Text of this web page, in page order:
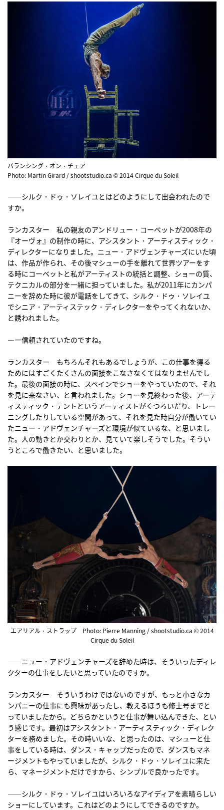
バランシング・オン・チェア
Photo: Martin Girard / shootstudio.ca © 2014 Cirque du Soleil
――シルク・ドゥ・ソレイユとはどのようにして出会われたので
すか。
ランカスター 私の親友のアンドリュー・コーベットが2008年の
『オーヴォ』の制作の時に、アシスタント・アーティスティック・
ディレクターになりました。ニュー・アドヴェンチャーズにいた頃
は、作品が作られ、その後マシューの手を離れて世界ツアーをす
る時にコーベットと私がアーティストの統括と調整、ショーの質、
テクニカルの部分を一緒に担っていました。私が2011年にカンパ
ニーを辞めた時に彼が電話をしてきて、シルク・ドゥ・ソレイユ
でシニア・アーティステック・ディレクターをやってくれないか、
と誘われました。
―ー信頼されていたのですね。
ランカスター もちろんそれもあるでしょうが、この仕事を得る
ためにはすごくたくさんの面接をこなさなくてはなりませんでし
た。最後の面接の時に、スペインでショーをやっていたので、それ
を見に来なさい、と言われました。ショーを見終わった後、アーテ
ィスティック・テントというアーティストがくつろいだり、トレー
ニングしたりしている空間があって、それを見た時自分が働いてい
たニュー・アドヴェンチャーズと環境が似ているな、と思いまし
た。人の動きとか交わりとか、見ていて楽しそうでした。そうい
うところで働きたい、と思いました。
エアリアル・ストラップ Photo: Pierre Manning / shootstudio.ca © 2014
Cirque du Soleil
――ニュー・アドヴェンチャーズを辞めた時は、そういったディレ
クターの仕事をしたいと思っていたのですか。
ランカスター そういうわけではないのですが、もっと小さなカ
ンパニーの仕事にも興味があったし、教えるほうも修士号までと
っていましたから。どちらかというと仕事が舞い込んできた、とい
う感じです。最初はアシスタント・アーティスティック・ディレク
ターを務めました。その時いいな、と思ったのは、マシューと仕
事をしている時は、ダンス・キャップだったので、ダンスもマネ
ージメントもやっていましたが、シルク・ドゥ・ソレイユに来た
ら、マネージメントだけですから、シンプルで良かったです。
――シルク・ドゥ・ソレイユはいろいろなアイディアを素晴らしい
ショーにしています。これはどのようにしてできるのですか。